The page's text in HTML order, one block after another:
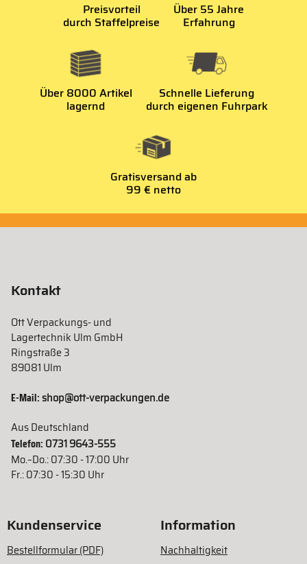
Preisvorteil
durch Staffelpreise
Über 55 Jahre
Erfahrung
Über 8000 Artikel
lagernd
Schnelle Lieferung
durch eigenen Fuhrpark
Gratisversand ab
99 € netto
Kontakt
Ott Verpackungs- und
Lagertechnik Ulm GmbH
Ringstraße 3
89081 Ulm
E-Mail:shop@ott-verpackungen.de
Aus Deutschland
Telefon: 0731 9643-555
Mo.–Do.: 07:30 - 17:00 Uhr
Fr.: 07:30 - 15:30 Uhr
Kundenservice
Bestellformular (PDF)
Information
Nachhaltigkeit